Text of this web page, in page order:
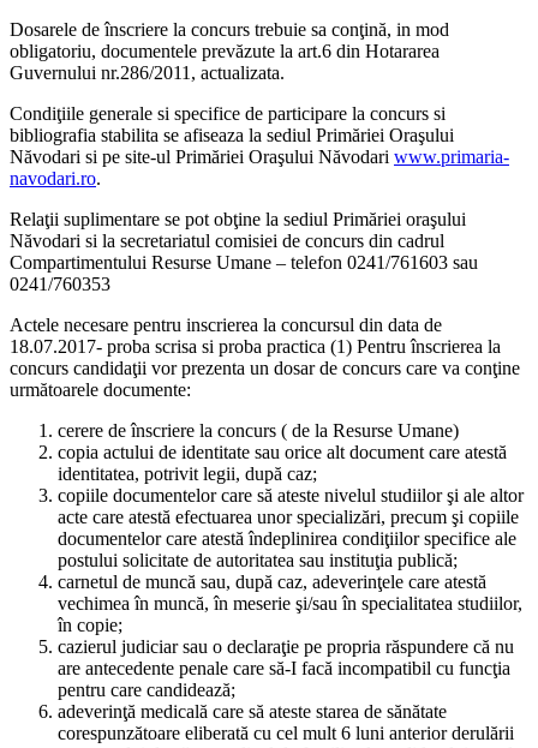
Dosarele de înscriere la concurs trebuie sa conţină, in mod
obligatoriu, documentele prevăzute la art.6 din Hotararea
Guvernului nr.286/2011, actualizata.
Condiţiile generale si specifice de participare la concurs si
bibliografia stabilita se afiseaza la sediul Primăriei Oraşului
Năvodari si pe site-ul Primăriei Oraşului Năvodari www.primaria-
navodari.ro.
Relaţii suplimentare se pot obţine la sediul Primăriei oraşului
Năvodari si la secretariatul comisiei de concurs din cadrul
Compartimentului Resurse Umane – telefon 0241/761603 sau
0241/760353
Actele necesare pentru inscrierea la concursul din data de
18.07.2017- proba scrisa si proba practica (1) Pentru înscrierea la
concurs candidaţii vor prezenta un dosar de concurs care va conţine
următoarele documente:
cerere de înscriere la concurs ( de la Resurse Umane)
copia actului de identitate sau orice alt document care atestă
identitatea, potrivit legii, după caz;
copiile documentelor care să ateste nivelul studiilor şi ale altor
acte care atestă efectuarea unor specializări, precum şi copiile
documentelor care atestă îndeplinirea condiţiilor specifice ale
postului solicitate de autoritatea sau instituţia publică;
carnetul de muncă sau, după caz, adeverinţele care atestă
vechimea în muncă, în meserie şi/sau în specialitatea studiilor,
în copie;
cazierul judiciar sau o declaraţie pe propria răspundere că nu
are antecedente penale care să-I facă incompatibil cu funcţia
pentru care candidează;
adeverinţă medicală care să ateste starea de sănătate
corespunzătoare eliberată cu cel mult 6 luni anterior derulării